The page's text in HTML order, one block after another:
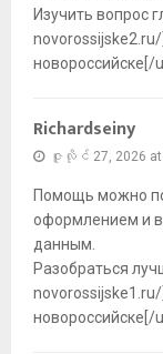
Изучить вопрос
новороссийске[/
Richardseiny
ဇူလိုင် 27, 2026 at
Помощь можно
оформлением и
данным.
Разобраться
новороссийске[/